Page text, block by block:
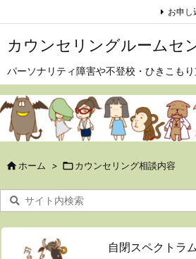
お申
カウンセリングルームセ
パーソナリティ障害や不登校・ひきこも
 ホーム > カウンセリング相談内容
自閉スペクトラ